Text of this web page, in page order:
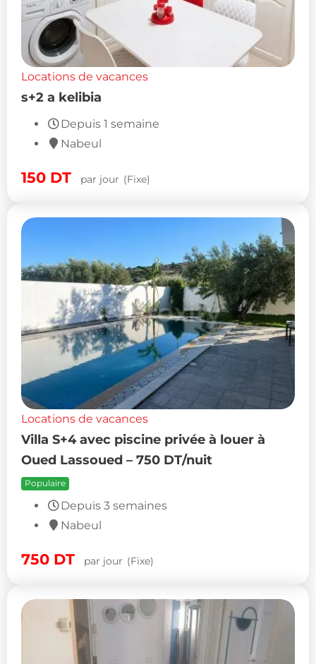
Locations de vacances
s+2 a kelibia
Depuis 1 semaine
Nabeul
150 DT par jour (Fixe)
Locations de vacances
Villa S+4 avec piscine privée à louer à
Oued Lassoued – 750 DT/nuit
Populaire
Depuis 3 semaines
Nabeul
750 DT par jour (Fixe)